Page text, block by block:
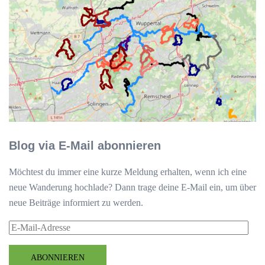
Blog via E-Mail abonnieren
Möchtest du immer eine kurze Meldung erhalten, wenn ich eine
neue Wanderung hochlade? Dann trage deine E-Mail ein, um über
neue Beiträge informiert zu werden.
E-
AdresseABONNIEREN